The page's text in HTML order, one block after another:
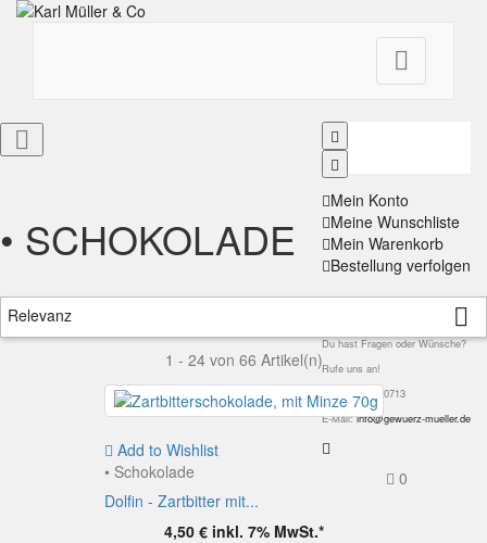

Mein Konto
Meine Wunschliste
Mein Warenkorb
Bestellung verfolgen
Kontakt
Du hast Fragen oder Wünsche?
Rufe uns an!
Tel: 0611 - 300713
E-Mail:info@gewuerz-mueller.de
0

• SCHOKOLADE
Relevanz 
1 - 24 von 66 Artikel(n)
Add to Wishlist
• Schokolade
Dolfin - Zartbitter mit...
4,50 € inkl. 7% MwSt.*